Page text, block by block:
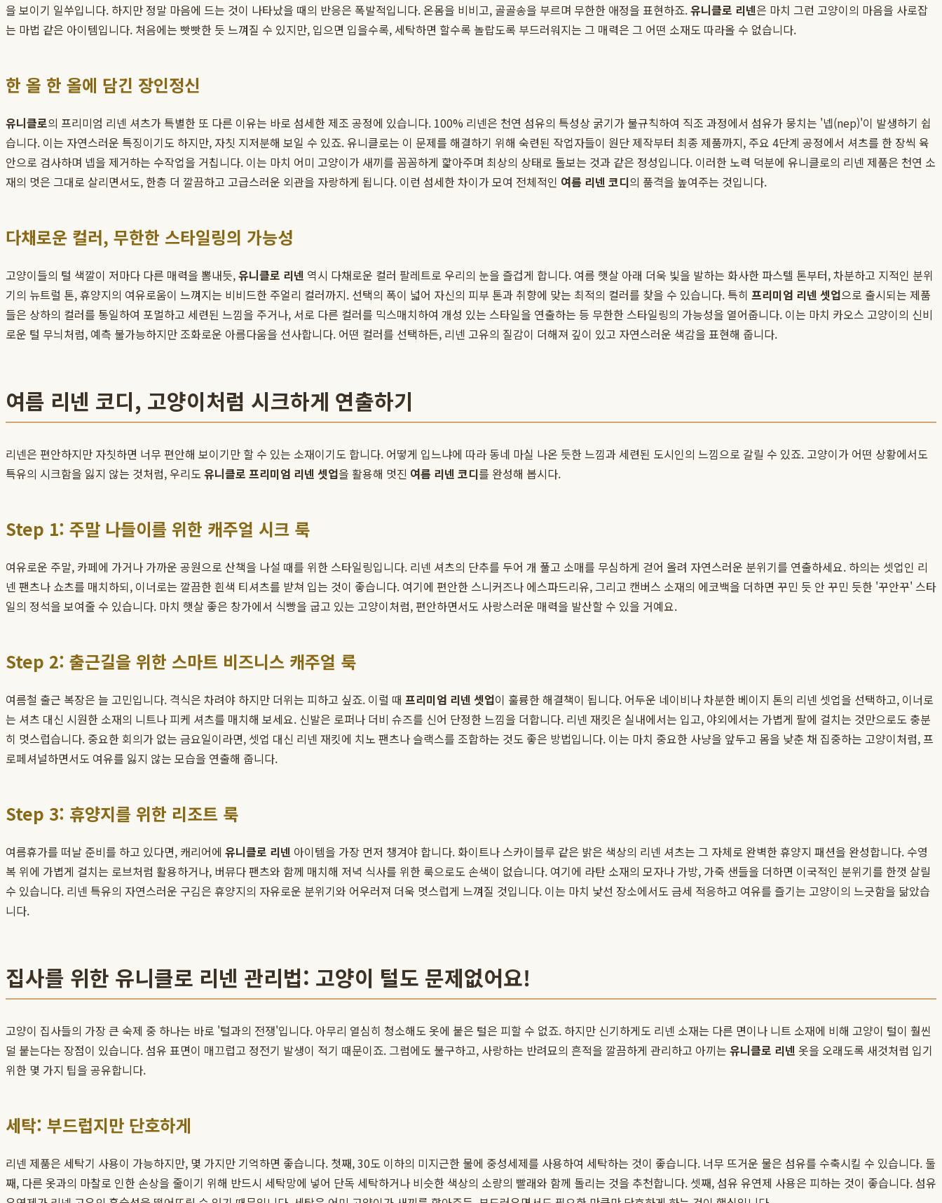
을 보이기 일쑤입니다. 하지만 정말 마음에 드는 것이 나타났을 때의 반응은 폭발적입니다. 온몸을 비비고, 골골송을 부르며 무한한 애정을 표현하죠.유니클로 리넨은 마치 그런 고양이의 마음을 사로잡
는 마법 같은 아이템입니다. 처음에는 빳빳한 듯 느껴질 수 있지만, 입으면 입을수록, 세탁하면 할수록 놀랍도록 부드러워지는 그 매력은 그 어떤 소재도 따라올 수 없습니다.
한 올 한 올에 담긴 장인정신
유니클로의 프리미엄 리넨 셔츠가 특별한 또 다른 이유는 바로 섬세한 제조 공정에 있습니다. 100% 리넨은 천연 섬유의 특성상 굵기가 불규칙하여 직조 과정에서 섬유가 뭉치는 '넵(nep)'이 발생하기 쉽
습니다. 이는 자연스러운 특징이기도 하지만, 자칫 지저분해 보일 수 있죠. 유니클로는 이 문제를 해결하기 위해 숙련된 작업자들이 원단 제작부터 최종 제품까지, 주요 4단계 공정에서 셔츠를 한 장씩 육
안으로 검사하며 넵을 제거하는 수작업을 거칩니다. 이는 마치 어미 고양이가 새끼를 꼼꼼하게 핥아주며 최상의 상태로 돌보는 것과 같은 정성입니다. 이러한 노력 덕분에 유니클로의 리넨 제품은 천연 소
재의 멋은 그대로 살리면서도, 한층 더 깔끔하고 고급스러운 외관을 자랑하게 됩니다. 이런 섬세한 차이가 모여 전체적인 여름 리넨 코디의 품격을 높여주는 것입니다.
다채로운 컬러, 무한한 스타일링의 가능성
고양이들의 털 색깔이 저마다 다른 매력을 뽐내듯,유니클로 리넨 역시 다채로운 컬러 팔레트로 우리의 눈을 즐겁게 합니다. 여름 햇살 아래 더욱 빛을 발하는 화사한 파스텔 톤부터, 차분하고 지적인 분위
기의 뉴트럴 톤, 휴양지의 여유로움이 느껴지는 비비드한 주얼리 컬러까지. 선택의 폭이 넓어 자신의 피부 톤과 취향에 맞는 최적의 컬러를 찾을 수 있습니다. 특히 프리미엄 리넨 셋업으로 출시되는 제품
들은 상하의 컬러를 통일하여 포멀하고 세련된 느낌을 주거나, 서로 다른 컬러를 믹스매치하여 개성 있는 스타일을 연출하는 등 무한한 스타일링의 가능성을 열어줍니다. 이는 마치 카오스 고양이의 신비
로운 털 무늬처럼, 예측 불가능하지만 조화로운 아름다움을 선사합니다. 어떤 컬러를 선택하든, 리넨 고유의 질감이 더해져 깊이 있고 자연스러운 색감을 표현해 줍니다.
여름 리넨 코디, 고양이처럼 시크하게 연출하기
리넨은 편안하지만 자칫하면 너무 편안해 보이기만 할 수 있는 소재이기도 합니다. 어떻게 입느냐에 따라 동네 마실 나온 듯한 느낌과 세련된 도시인의 느낌으로 갈릴 수 있죠. 고양이가 어떤 상황에서도
특유의 시크함을 잃지 않는 것처럼, 우리도 유니클로 프리미엄 리넨 셋업을 활용해 멋진 여름 리넨 코디를 완성해 봅시다.
Step 1: 주말 나들이를 위한 캐주얼 시크 룩
여유로운 주말, 카페에 가거나 가까운 공원으로 산책을 나설 때를 위한 스타일링입니다. 리넨 셔츠의 단추를 두어 개 풀고 소매를 무심하게 걷어 올려 자연스러운 분위기를 연출하세요. 하의는 셋업인 리
넨 팬츠나 쇼츠를 매치하되, 이너로는 깔끔한 흰색 티셔츠를 받쳐 입는 것이 좋습니다. 여기에 편안한 스니커즈나 에스파드리유, 그리고 캔버스 소재의 에코백을 더하면 꾸민 듯 안 꾸민 듯한 '꾸안꾸' 스타
일의 정석을 보여줄 수 있습니다. 마치 햇살 좋은 창가에서 식빵을 굽고 있는 고양이처럼, 편안하면서도 사랑스러운 매력을 발산할 수 있을 거예요.
Step 2: 출근길을 위한 스마트 비즈니스 캐주얼 룩
여름철 출근 복장은 늘 고민입니다. 격식은 차려야 하지만 더위는 피하고 싶죠. 이럴 때 프리미엄 리넨 셋업이 훌륭한 해결책이 됩니다. 어두운 네이비나 차분한 베이지 톤의 리넨 셋업을 선택하고, 이너로
는 셔츠 대신 시원한 소재의 니트나 피케 셔츠를 매치해 보세요. 신발은 로퍼나 더비 슈즈를 신어 단정한 느낌을 더합니다. 리넨 재킷은 실내에서는 입고, 야외에서는 가볍게 팔에 걸치는 것만으로도 충분
히 멋스럽습니다. 중요한 회의가 없는 금요일이라면, 셋업 대신 리넨 재킷에 치노 팬츠나 슬랙스를 조합하는 것도 좋은 방법입니다. 이는 마치 중요한 사냥을 앞두고 몸을 낮춘 채 집중하는 고양이처럼, 프
로페셔널하면서도 여유를 잃지 않는 모습을 연출해 줍니다.
Step 3: 휴양지를 위한 리조트 룩
여름휴가를 떠날 준비를 하고 있다면, 캐리어에 유니클로 리넨 아이템을 가장 먼저 챙겨야 합니다. 화이트나 스카이블루 같은 밝은 색상의 리넨 셔츠는 그 자체로 완벽한 휴양지 패션을 완성합니다. 수영
복 위에 가볍게 걸치는 로브처럼 활용하거나, 버뮤다 팬츠와 함께 매치해 저녁 식사를 위한 룩으로도 손색이 없습니다. 여기에 라탄 소재의 모자나 가방, 가죽 샌들을 더하면 이국적인 분위기를 한껏 살릴
수 있습니다. 리넨 특유의 자연스러운 구김은 휴양지의 자유로운 분위기와 어우러져 더욱 멋스럽게 느껴질 것입니다. 이는 마치 낯선 장소에서도 금세 적응하고 여유를 즐기는 고양이의 느긋함을 닮았습
니다.
집사를 위한 유니클로 리넨 관리법: 고양이 털도 문제없어요!
고양이 집사들의 가장 큰 숙제 중 하나는 바로 '털과의 전쟁'입니다. 아무리 열심히 청소해도 옷에 붙은 털은 피할 수 없죠. 하지만 신기하게도 리넨 소재는 다른 면이나 니트 소재에 비해 고양이 털이 훨씬
덜 붙는다는 장점이 있습니다. 섬유 표면이 매끄럽고 정전기 발생이 적기 때문이죠. 그럼에도 불구하고, 사랑하는 반려묘의 흔적을 깔끔하게 관리하고 아끼는 유니클로 리넨 옷을 오래도록 새것처럼 입기
위한 몇 가지 팁을 공유합니다.
세탁: 부드럽지만 단호하게
리넨 제품은 세탁기 사용이 가능하지만, 몇 가지만 기억하면 좋습니다. 첫째, 30도 이하의 미지근한 물에 중성세제를 사용하여 세탁하는 것이 좋습니다. 너무 뜨거운 물은 섬유를 수축시킬 수 있습니다. 둘
째, 다른 옷과의 마찰로 인한 손상을 줄이기 위해 반드시 세탁망에 넣어 단독 세탁하거나 비슷한 색상의 소량의 빨래와 함께 돌리는 것을 추천합니다. 셋째, 섬유 유연제 사용은 피하는 것이 좋습니다. 섬유